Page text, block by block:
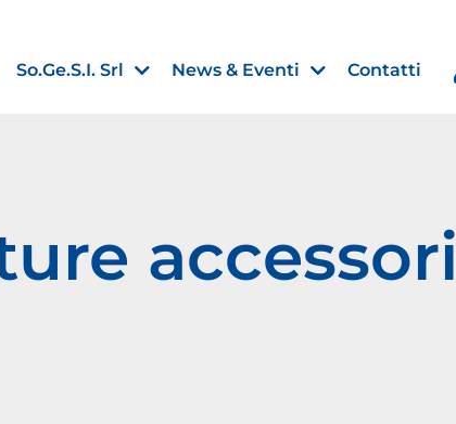
So.Ge.S.I. Srl News & Eventi
agevolata
Contatti
accessori